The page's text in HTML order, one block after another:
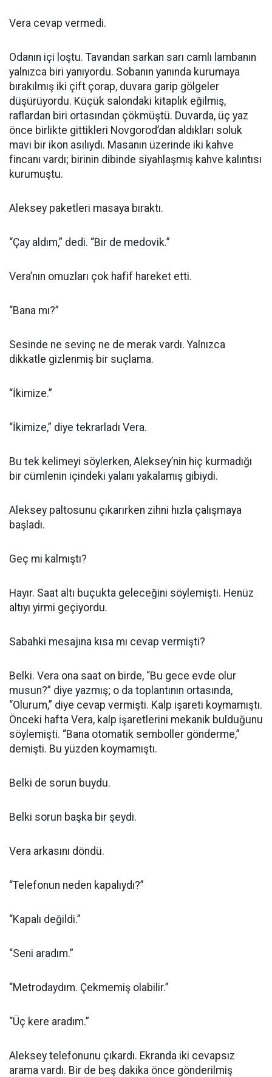
Vera cevap vermedi.
Odanın içi loştu. Tavandan sarkan sarı camlı lambanın
yalnızca biri yanıyordu. Sobanın yanında kurumaya
bırakılmış iki çift çorap, duvara garip gölgeler
düşürüyordu. Küçük salondaki kitaplık eğilmiş,
raflardan biri ortasından çökmüştü. Duvarda, üç yaz
önce birlikte gittikleri Novgorod’dan aldıkları soluk
mavi bir ikon asılıydı. Masanın üzerinde iki kahve
fincanı vardı; birinin dibinde siyahlaşmış kahve kalıntısı
kurumuştu.
Aleksey paketleri masaya bıraktı.
“Çay aldım,” dedi. “Bir de medovik.”
Vera’nın omuzları çok hafif hareket etti.
“Bana mı?”
Sesinde ne sevinç ne de merak vardı. Yalnızca
dikkatle gizlenmiş bir suçlama.
“İkimize.”
“İkimize,” diye tekrarladı Vera.
Bu tek kelimeyi söylerken, Aleksey’nin hiç kurmadığı
bir cümlenin içindeki yalanı yakalamış gibiydi.
Aleksey paltosunu çıkarırken zihni hızla çalışmaya
başladı.
Geç mi kalmıştı?
Hayır. Saat altı buçukta geleceğini söylemişti. Henüz
altıyı yirmi geçiyordu.
Sabahki mesajına kısa mı cevap vermişti?
Belki. Vera ona saat on birde, “Bu gece evde olur
musun?” diye yazmış; o da toplantının ortasında,
“Olurum,” diye cevap vermişti. Kalp işareti koymamıştı.
Önceki hafta Vera, kalp işaretlerini mekanik bulduğunu
söylemişti. “Bana otomatik semboller gönderme,”
demişti. Bu yüzden koymamıştı.
Belki de sorun buydu.
Belki sorun başka bir şeydi.
Vera arkasını döndü.
“Telefonun neden kapalıydı?”
“Kapalı değildi.”
“Seni aradım.”
“Metrodaydım. Çekmemiş olabilir.”
“Üç kere aradım.”
Aleksey telefonunu çıkardı. Ekranda iki cevapsız
arama vardı. Bir de beş dakika önce gönderilmiş